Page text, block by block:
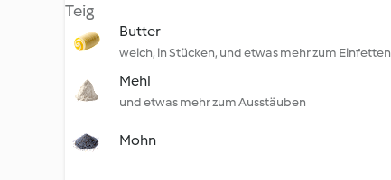
Teig
Butter
weich, in Stücken, und etwas mehr zum Einfetten
Mehl
und etwas mehr zum Ausstäuben
Mohn